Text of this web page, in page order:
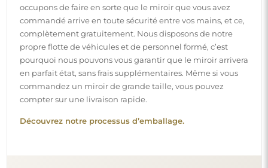
occupons de faire en sorte que le miroir que vous avez
commandé arrive en toute sécurité entre vos mains, et ce,
complètement gratuitement. Nous disposons de notre
propre flotte de véhicules et de personnel formé, c’est
pourquoi nous pouvons vous garantir que le miroir arrivera
en parfait état, sans frais supplémentaires. Même si vous
commandez un miroir de grande taille, vous pouvez
compter sur une livraison rapide.
Découvrez notre processus d’emballage.